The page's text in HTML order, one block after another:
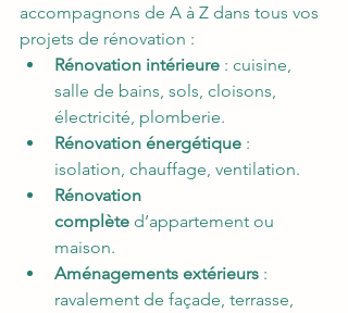
accompagnons de A à Z dans tous vos
projets de rénovation :
Rénovation intérieure : cuisine,
salle de bains, sols, cloisons,
électricité, plomberie.
Rénovation énergétique :
isolation, chauffage, ventilation.
Rénovation
complète d’appartement ou
maison.
Aménagements extérieurs :
ravalement de façade, terrasse,